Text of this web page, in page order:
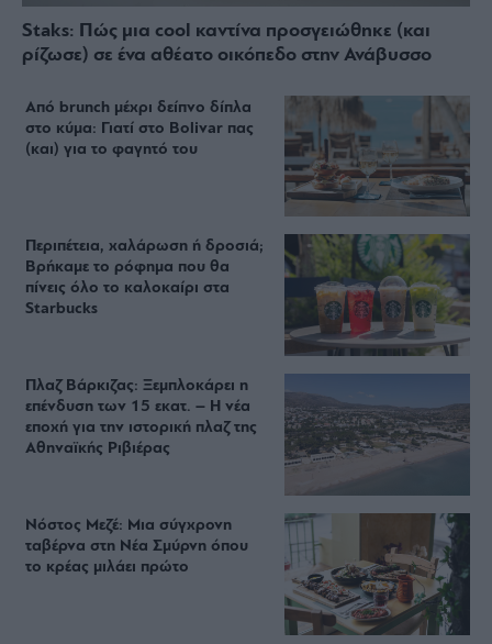
Staks: Πώς μια cool καντίνα προσγειώθηκε (και
ρίζωσε) σε ένα αθέατο οικόπεδο στην Ανάβυσσο
Από brunch μέχρι δείπνο δίπλα
στο κύμα: Γιατί στο Bolivar πας
(και) για το φαγητό του
Περιπέτεια, χαλάρωση ή δροσιά;
Βρήκαμε το ρόφημα που θα
πίνεις όλο το καλοκαίρι στα
Starbucks
Πλαζ Βάρκιζας: Ξεμπλοκάρει η
επένδυση των 15 εκατ. – Η νέα
εποχή για την ιστορική πλαζ της
Αθηναϊκής Ριβιέρας
Νόστος Μεζέ: Μια σύγχρονη
ταβέρνα στη Νέα Σμύρνη όπου
το κρέας μιλάει πρώτο